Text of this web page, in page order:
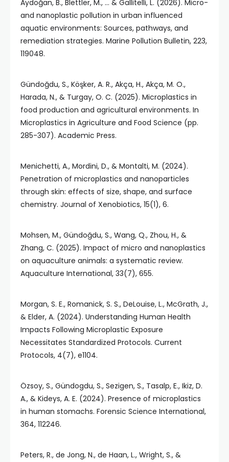
Aydoğan, B., Blettler, M., … & Gallitelli, L. (2026). Micro-
and nanoplastic pollution in urban influenced
aquatic environments: Sources, pathways, and
remediation strategies. Marine Pollution Bulletin, 223,
119048.
Gündoğdu, S., Köşker, A. R., Akça, H., Akça, M. O.,
Harada, N., & Turgay, O. C. (2025). Microplastics in
food production and agricultural environments. In
Microplastics in Agriculture and Food Science (pp.
285-307). Academic Press.
Menichetti, A., Mordini, D., & Montalti, M. (2024).
Penetration of microplastics and nanoparticles
through skin: effects of size, shape, and surface
chemistry. Journal of Xenobiotics, 15(1), 6.
Mohsen, M., Gündoğdu, S., Wang, Q., Zhou, H., &
Zhang, C. (2025). Impact of micro and nanoplastics
on aquaculture animals: a systematic review.
Aquaculture International, 33(7), 655.
Morgan, S. E., Romanick, S. S., DeLouise, L., McGrath, J.,
& Elder, A. (2024). Understanding Human Health
Impacts Following Microplastic Exposure
Necessitates Standardized Protocols. Current
Protocols, 4(7), e1104.
Özsoy, S., Gündogdu, S., Sezigen, S., Tasalp, E., Ikiz, D.
A., & Kideys, A. E. (2024). Presence of microplastics
in human stomachs. Forensic Science International,
364, 112246.
Peters, R., de Jong, N., de Haan, L., Wright, S., &